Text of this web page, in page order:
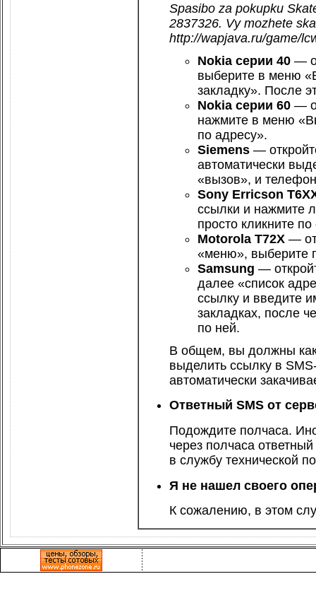
Spasibo za pokupku
2837326. Vy mozhete
http://wapjava.ru/game/
Nokia серии 40 —
выберите в меню
закладку». После
Nokia серии 60 —
нажмите в меню
по адресу».
Siemens —
автоматически
«вызов», и телефон
Sony Erricson
ссылки и нажмите
просто кликните
Motorola T72X —
«меню», выберите
Samsung —
далее «список
ссылку и введите
закладках, после
по ней.
В общем, вы должны
выделить ссылку в
автоматически
Ответный SMS от
Подождите полчаса.
через полчаса
в службу технической
Я не нашел своего
К сожалению, в этом